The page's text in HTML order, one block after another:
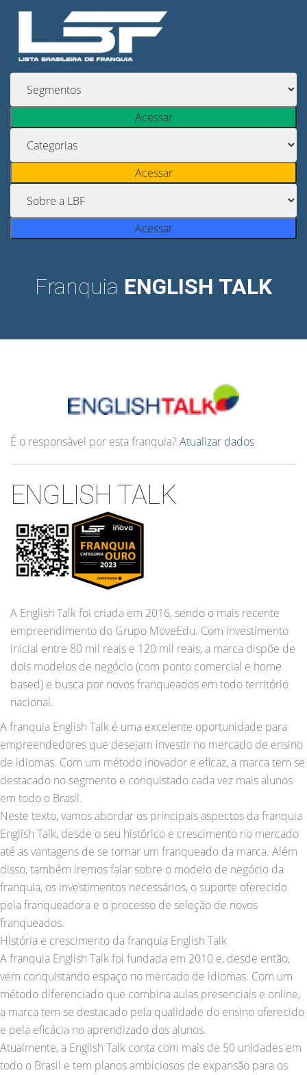
Acessar
Acessar
Acessar
Franquia ENGLISH TALK
É o responsável por esta franquia? Atualizar dados
ENGLISH TALK
A English Talk foi criada em 2016, sendo o mais recente
empreendimento do Grupo MoveEdu. Com investimento
inicial entre 80 mil reais e 120 mil reais, a marca dispõe de
dois modelos de negócio (com ponto comercial e home
based) e busca por novos franqueados em todo território
nacional.
A franquia English Talk é uma excelente oportunidade para
empreendedores que desejam investir no mercado de ensino
de idiomas. Com um método inovador e eficaz, a marca tem se
destacado no segmento e conquistado cada vez mais alunos
em todo o Brasil.
Neste texto, vamos abordar os principais aspectos da franquia
English Talk, desde o seu histórico e crescimento no mercado
até as vantagens de se tornar um franqueado da marca. Além
disso, também iremos falar sobre o modelo de negócio da
franquia, os investimentos necessários, o suporte oferecido
pela franqueadora e o processo de seleção de novos
franqueados.
História e crescimento da franquia English Talk
A franquia English Talk foi fundada em 2010 e, desde então,
vem conquistando espaço no mercado de idiomas. Com um
método diferenciado que combina aulas presenciais e online,
a marca tem se destacado pela qualidade do ensino oferecido
e pela eficácia no aprendizado dos alunos.
Atualmente, a English Talk conta com mais de 50 unidades em
todo o Brasil e tem planos ambiciosos de expansão para os